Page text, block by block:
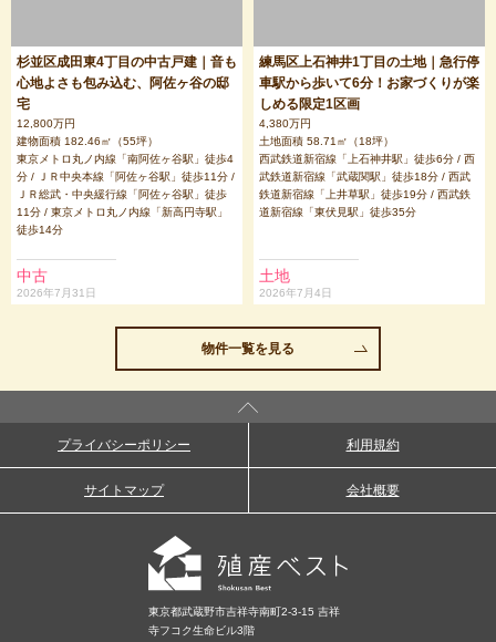
杉並区成田東4丁目の中古戸建｜音も
心地よさも包み込む、阿佐ヶ谷の邸
宅
12,800万円
建物面積 182.46㎡（55坪）
東京メトロ丸ノ内線「南阿佐ヶ谷駅」徒歩4
分 / ＪＲ中央本線「阿佐ヶ谷駅」徒歩11分 /
ＪＲ総武・中央緩行線「阿佐ヶ谷駅」徒歩
11分 / 東京メトロ丸ノ内線「新高円寺駅」
徒歩14分
中古
2026年7月31日
練馬区上石神井1丁目の土地｜急行停
車駅から歩いて6分！お家づくりが楽
しめる限定1区画
4,380万円
土地面積 58.71㎡（18坪）
西武鉄道新宿線「上石神井駅」徒歩6分 / 西
武鉄道新宿線「武蔵関駅」徒歩18分 / 西武
鉄道新宿線「上井草駅」徒歩19分 / 西武鉄
道新宿線「東伏見駅」徒歩35分
土地
2026年7月4日
物件一覧を見る
プライバシーポリシー 利用規約
サイトマップ 会社概要
東京都武蔵野市吉祥寺南町2-3-15 吉祥
寺フコク生命ビル3階